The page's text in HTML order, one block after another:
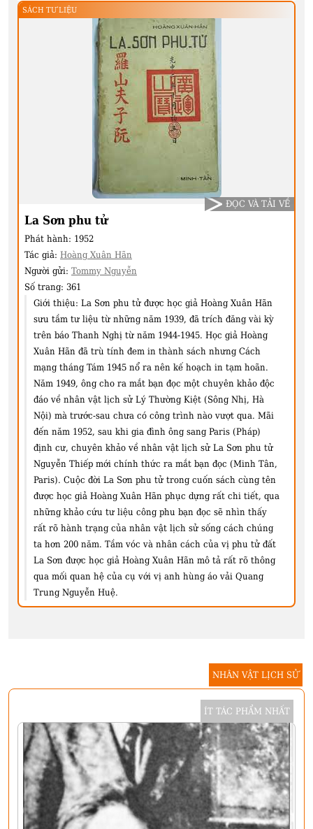
SÁCH TƯ LIỆU
La Sơn phu tử
Phát hành: 1952
Tác giả: Hoàng Xuân Hãn
Người gửi: Tommy Nguyễn
Số trang: 361
Giới thiệu: La Sơn phu tử được học giả Hoàng Xuân Hãn
sưu tầm tư liệu từ những năm 1939, đã trích đăng vài kỳ
trên báo Thanh Nghị từ năm 1944-1945. Học giả Hoàng
Xuân Hãn đã trù tính đem in thành sách nhưng Cách
mạng tháng Tám 1945 nổ ra nên kế hoạch in tạm hoãn.
Năm 1949, ông cho ra mắt bạn đọc một chuyên khảo độc
đáo về nhân vật lịch sử Lý Thường Kiệt (Sông Nhị, Hà
Nội) mà trước-sau chưa có công trình nào vượt qua. Mãi
đến năm 1952, sau khi gia đình ông sang Paris (Pháp)
định cư, chuyên khảo về nhân vật lịch sử La Sơn phu tử
Nguyễn Thiếp mới chính thức ra mắt bạn đọc (Minh Tân,
Paris). Cuộc đời La Sơn phu tử trong cuốn sách cùng tên
được học giả Hoàng Xuân Hãn phục dựng rất chi tiết, qua
những khảo cứu tư liệu công phu bạn đọc sẽ nhìn thấy
rất rõ hành trạng của nhân vật lịch sử sống cách chúng
ta hơn 200 năm. Tầm vóc và nhân cách của vị phu tử đất
La Sơn được học giả Hoàng Xuân Hãn mô tả rất rõ thông
qua mối quan hệ của cụ với vị anh hùng áo vải Quang
Trung Nguyễn Huệ.
ĐỌC VÀ TẢI VỀ
NHÂN VẬT LỊCH SỬ
ÍT TÁC PHẨM NHẤT